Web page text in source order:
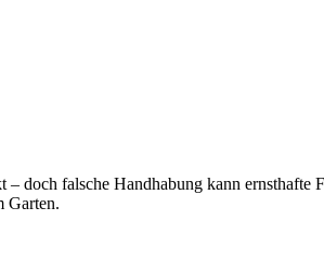
– doch falsche Handhabung kann
Garten.